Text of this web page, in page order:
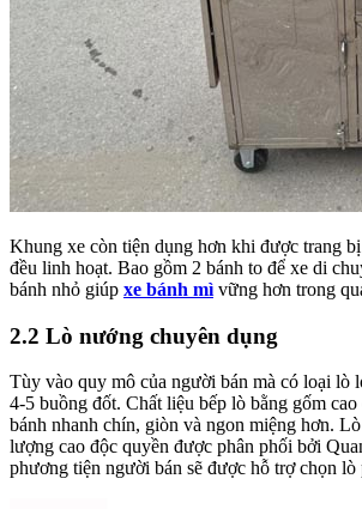
Khung xe còn tiện dụng hơn khi được trang
đều linh hoạt. Bao gồm 2 bánh to để xe di
bánh nhỏ giúp xe bánh mì vững hơn trong
2.2 Lò nướng chuyên dụng
Tùy vào quy mô của người bán mà có loại lò
4-5 buồng đốt. Chất liệu bếp lò bằng gốm
bánh nhanh chín, giòn và ngon miệng hơn.
lượng cao độc quyền được phân phối bởi
phương tiện người bán sẽ được hỗ trợ chọn lò